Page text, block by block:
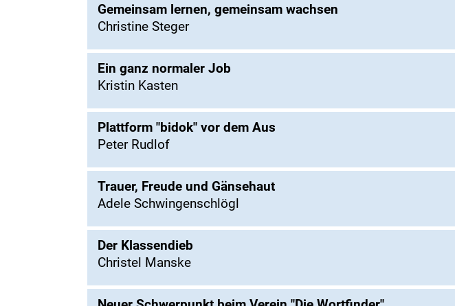
Gemeinsam lernen, gemeinsam wachsen
Christine Steger
Ein ganz normaler Job
Kristin Kasten
Plattform "bidok" vor dem Aus
Peter Rudlof
Trauer, Freude und Gänsehaut
Adele Schwingenschlögl
Der Klassendieb
Christel Manske